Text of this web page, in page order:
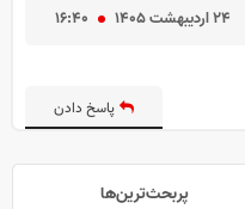
۱۶:۴۰ ۲۴ ارديبهشت ۱۴۰۵
پاسخ دادن
پربحث‌ترین‌ها